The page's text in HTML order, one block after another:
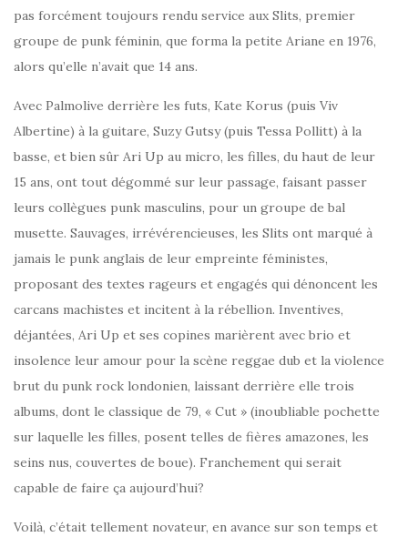
pas forcément toujours rendu service aux Slits, premier
groupe de punk féminin, que forma la petite Ariane en 1976,
alors qu’elle n’avait que 14 ans.
Avec Palmolive derrière les futs, Kate Korus (puis Viv
Albertine) à la guitare, Suzy Gutsy (puis Tessa Pollitt) à la
basse, et bien sûr Ari Up au micro, les filles, du haut de leur
15 ans, ont tout dégommé sur leur passage, faisant passer
leurs collègues punk masculins, pour un groupe de bal
musette. Sauvages, irrévérencieuses, les Slits ont marqué à
jamais le punk anglais de leur empreinte féministes,
proposant des textes rageurs et engagés qui dénoncent les
carcans machistes et incitent à la rébellion. Inventives,
déjantées, Ari Up et ses copines marièrent avec brio et
insolence leur amour pour la scène reggae dub et la violence
brut du punk rock londonien, laissant derrière elle trois
albums, dont le classique de 79, « Cut » (inoubliable pochette
sur laquelle les filles, posent telles de fières amazones, les
seins nus, couvertes de boue). Franchement qui serait
capable de faire ça aujourd’hui?
Voilà, c’était tellement novateur, en avance sur son temps et